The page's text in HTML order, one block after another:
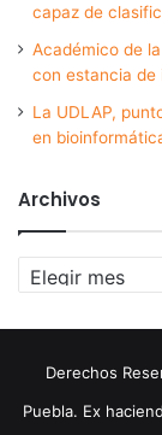
capaz de
Académico de
con estancia de
La UDLAP,
en
Archivos
Archivos
Derechos
Puebla. Ex